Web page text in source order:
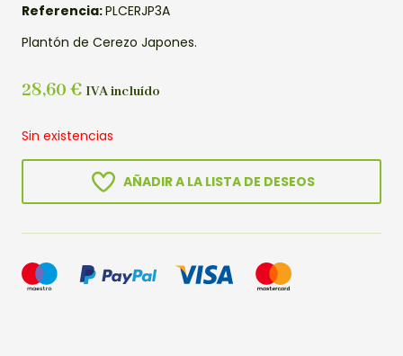
Referencia:PLCERJP3A
Plantón de Cerezo Japones.
28,60 € IVA incluído
Sin existencias
AÑADIR A LA LISTA DE DESEOS